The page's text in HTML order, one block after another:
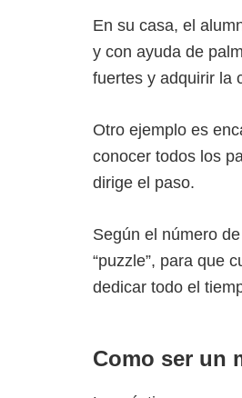
En su casa, el
y con ayuda de
fuertes y adquirir la
Otro ejemplo es
conocer todos los
dirige el paso.
Según el número
“puzzle”, para que
dedicar todo el
Como ser un